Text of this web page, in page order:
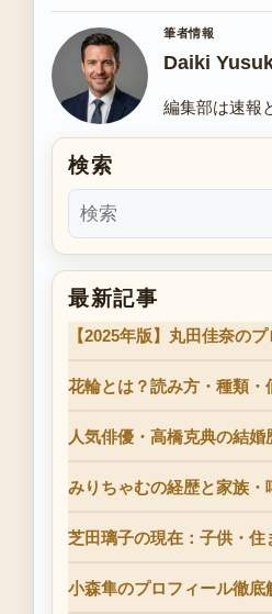
筆者情報
Daiki
編集部は速報
検索
最新記事
【2025年版】丸田佳奈の
花輪とは？読み方・種類
人気俳優・高橋克典の結
みりちゃむの経歴と家族・
芝田璃子の現在：子供・
小森隼のプロフィール徹